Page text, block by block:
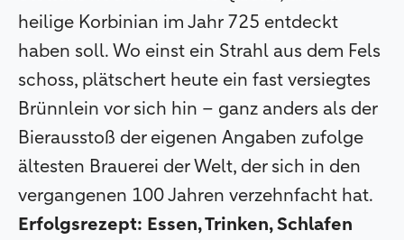
heilige Korbinian im Jahr 725 entdeckt
haben soll. Wo einst ein Strahl aus dem Fels
schoss, plätschert heute ein fast versiegtes
Brünnlein vor sich hin – ganz anders als der
Bierausstoß der eigenen Angaben zufolge
ältesten Brauerei der Welt, der sich in den
vergangenen 100 Jahren verzehnfacht hat.
Erfolgsrezept: Essen, Trinken, Schlafen